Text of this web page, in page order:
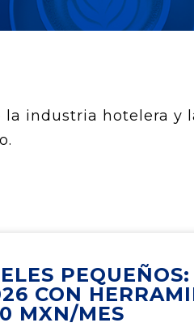
industria hotelera y
CON
MXN/MES